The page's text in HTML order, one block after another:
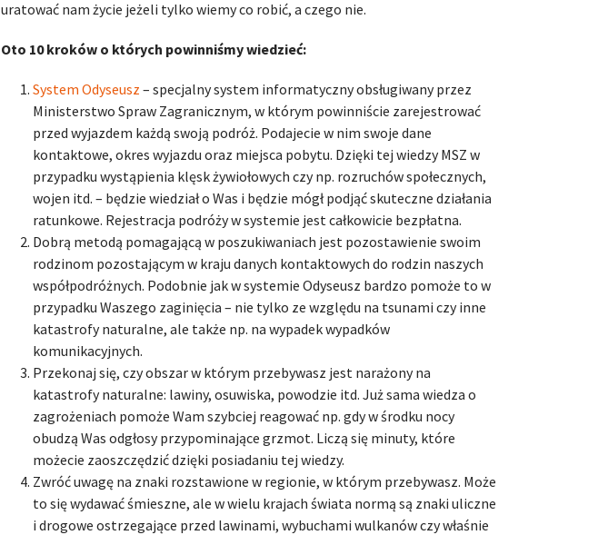
uratować nam życie jeżeli tylko wiemy co robić, a czego nie.
Oto 10 kroków o których powinniśmy wiedzieć:
System Odyseusz – specjalny system informatyczny obsługiwany przez
Ministerstwo Spraw Zagranicznym, w którym powinniście zarejestrować
przed wyjazdem każdą swoją podróż. Podajecie w nim swoje dane
kontaktowe, okres wyjazdu oraz miejsca pobytu. Dzięki tej wiedzy MSZ w
przypadku wystąpienia klęsk żywiołowych czy np. rozruchów społecznych,
wojen itd. – będzie wiedział o Was i będzie mógł podjąć skuteczne działania
ratunkowe. Rejestracja podróży w systemie jest całkowicie bezpłatna.
Dobrą metodą pomagającą w poszukiwaniach jest pozostawienie swoim
rodzinom pozostającym w kraju danych kontaktowych do rodzin naszych
współpodróżnych. Podobnie jak w systemie Odyseusz bardzo pomoże to w
przypadku Waszego zaginięcia – nie tylko ze względu na tsunami czy inne
katastrofy naturalne, ale także np. na wypadek wypadków
komunikacyjnych.
Przekonaj się, czy obszar w którym przebywasz jest narażony na
katastrofy naturalne: lawiny, osuwiska, powodzie itd. Już sama wiedza o
zagrożeniach pomoże Wam szybciej reagować np. gdy w środku nocy
obudzą Was odgłosy przypominające grzmot. Liczą się minuty, które
możecie zaoszczędzić dzięki posiadaniu tej wiedzy.
Zwróć uwagę na znaki rozstawione w regionie, w którym przebywasz. Może
to się wydawać śmieszne, ale w wielu krajach świata normą są znaki uliczne
i drogowe ostrzegające przed lawinami, wybuchami wulkanów czy właśnie